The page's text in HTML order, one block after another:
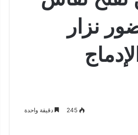
نزار
245 دقيقة واحدة